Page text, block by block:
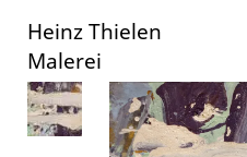
Heinz Thielen
Malerei